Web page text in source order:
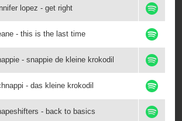
lopez - get right
- this is the last time
- snappie de kleine krokodil
- das kleine krokodil
- back to basics